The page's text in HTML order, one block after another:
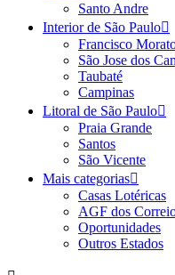
Santo Andre
Interior de São Paulo
Francisco
São Jose dos
Taubaté
Campinas
Litoral de São Paulo
Praia Grande
Santos
São Vicente
Mais categorias
Casas Lotéricas
AGF dos
Oportunidades
Outros Estados